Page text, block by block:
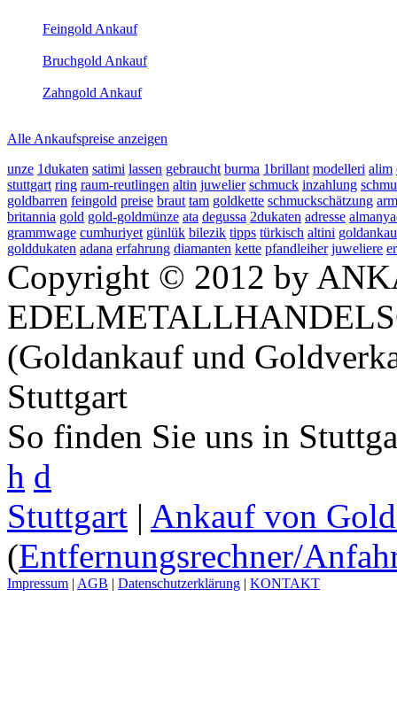
Feingold Ankauf
Bruchgold Ankauf
Zahngold Ankauf
Alle Ankaufspreise anzeigen
unze 1dukaten satimi lassen gebraucht burma 1brillant modelleri alim
stuttgart ring raum-reutlingen altin juwelier schmuck inzahlung
goldbarren feingold preise braut tam goldkette schmuckschätzung
britannia gold gold-goldmünze ata degussa 2dukaten adresse
grammwage cumhuriyet günlük bilezik tipps türkisch altini
golddukaten adana erfahrung diamanten kette pfandleiher juweliere
Copyright © 2012 by
(Goldankauf und
Stuttgart
So finden Sie uns in
h d
Stuttgart | Ankauf von
(Entfernungsrechner/
Impressum | AGB | Datenschutzerklärung | KONTAKT